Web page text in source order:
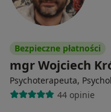
Bezpieczne płatności
mgr Wojciech
Psychoterapeuta,
44 opinie